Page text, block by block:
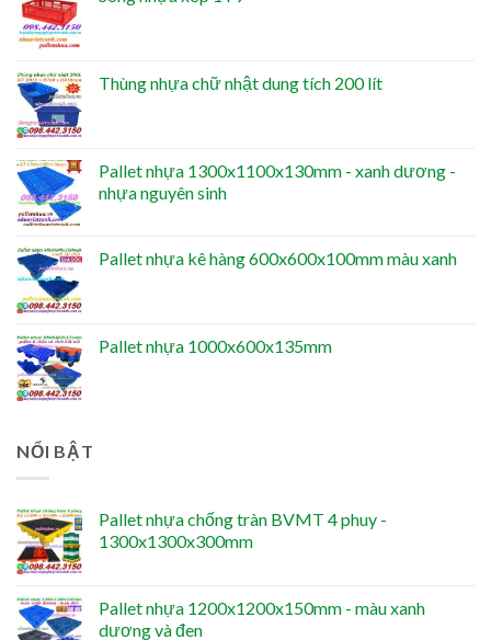
Thùng nhựa chữ nhật dung tích 200 lít
Pallet nhựa 1300x1100x130mm - xanh dương -
nhựa nguyên sinh
Pallet nhựa kê hàng 600x600x100mm màu xanh
Pallet nhựa 1000x600x135mm
NỔI BẬT
Pallet nhựa chống tràn BVMT 4 phuy -
1300x1300x300mm
Pallet nhựa 1200x1200x150mm - màu xanh
dương và đen